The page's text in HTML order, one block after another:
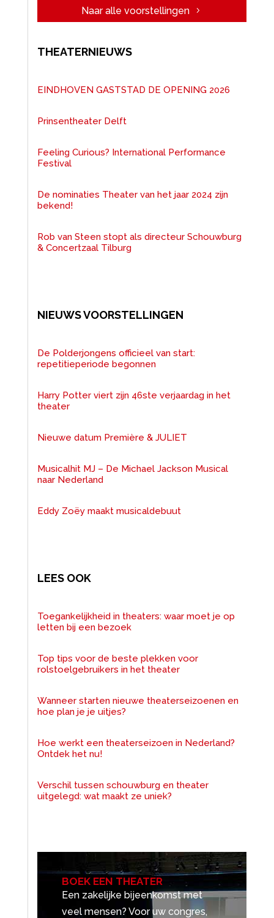
Naar alle voorstellingen
THEATERNIEUWS
EINDHOVEN GASTSTAD DE OPENING 2026
Prinsentheater Delft
Feeling Curious? International Performance
Festival
De nominaties Theater van het jaar 2024 zijn
bekend!
Rob van Steen stopt als directeur Schouwburg
& Concertzaal Tilburg
NIEUWS VOORSTELLINGEN
De Polderjongens officieel van start:
repetitieperiode begonnen
Harry Potter viert zijn 46ste verjaardag in het
theater
Nieuwe datum Première & JULIET
Musicalhit MJ – De Michael Jackson Musical
naar Nederland
Eddy Zoëy maakt musicaldebuut
LEES OOK
Toegankelijkheid in theaters: waar moet je op
letten bij een bezoek
Top tips voor de beste plekken voor
rolstoelgebruikers in het theater
Wanneer starten nieuwe theaterseizoenen en
hoe plan je je uitjes?
Hoe werkt een theaterseizoen in Nederland?
Ontdek het nu!
Verschil tussen schouwburg en theater
uitgelegd: wat maakt ze uniek?
BOEK EEN THEATER
Een zakelijke bijeenkomst met
veel mensen? Voor uw congres,